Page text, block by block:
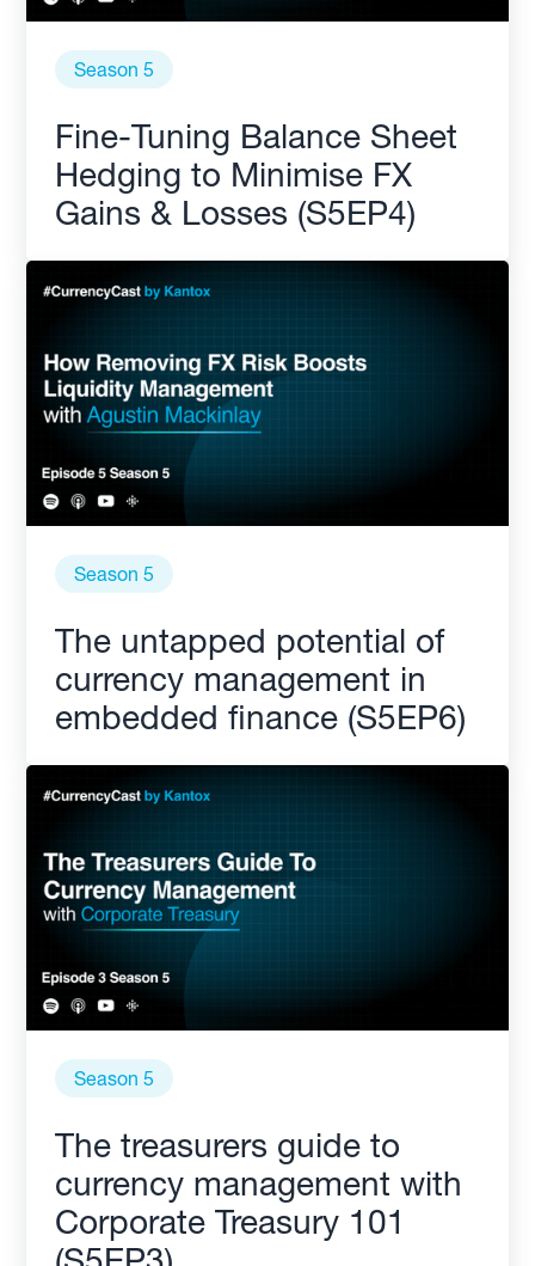
Season 5
Fine-Tuning Balance Sheet
Hedging to Minimise FX
Gains & Losses (S5EP4)
Season 5
The untapped potential of
currency management in
embedded finance (S5EP6)
Season 5
The treasurers guide to
currency management with
Corporate Treasury 101